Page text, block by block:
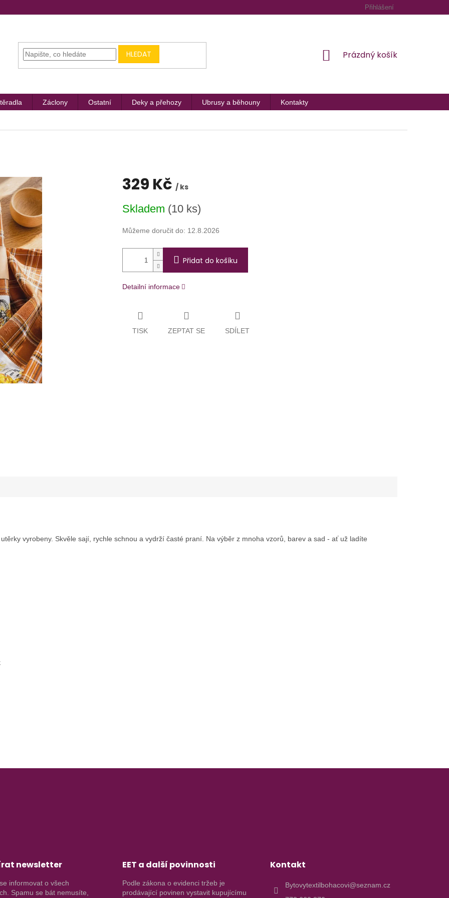
Přihlášení
HLEDAT
NÁKUPNÍ
Prázdný košík
Záclony Ostatní Deky a přehozy Ubrusy a běhouny Kontakty
329 Kč / ks
cena:
Skladem (10 ks)
Můžeme doručit do: 12.8.2026
Přidat do košíku
Detailní informace
TISK ZEPTAT SE SDÍLET
vyrobeny. Skvěle sají, rychle schnou a vydrží časté praní. Na výběr z mnoha vzorů, barev a sad - ať už ladíte
newsletter
informovat o všech
Spamu se bát nemusíte,
EET a další povinnosti
Podle zákona o evidenci tržeb je
prodávající povinen vystavit kupujícímu
Kontakt
Bytovytextilbohacovi@seznam.cz